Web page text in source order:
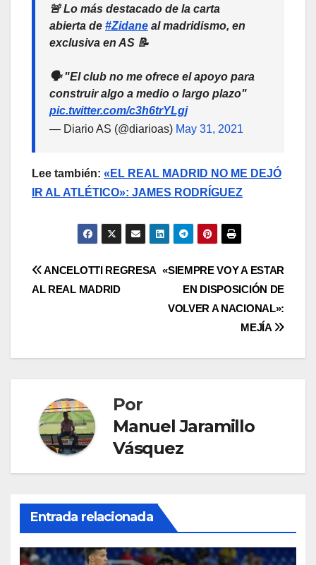
🚨 Lo más destacado de la carta
abierta de #Zidane al madridismo, en
exclusiva en AS 📝
🗣️ "El club no me ofrece el apoyo para
construir algo a medio o largo plazo"
pic.twitter.com/c3h6trYLgj
— Diario AS (@diarioas) May 31, 2021
Lee también: «EL REAL MADRID NO ME DEJÓ
IR AL ATLÉTICO»: JAMES RODRÍGUEZ
«SIEMPRE VOY A ESTAR
EN DISPOSICIÓN DE
VOLVER A NACIONAL»:
MEJÍA
ANCELOTTI REGRESA
AL REAL MADRID
Por
Manuel Jaramillo
Vásquez
Entrada relacionada